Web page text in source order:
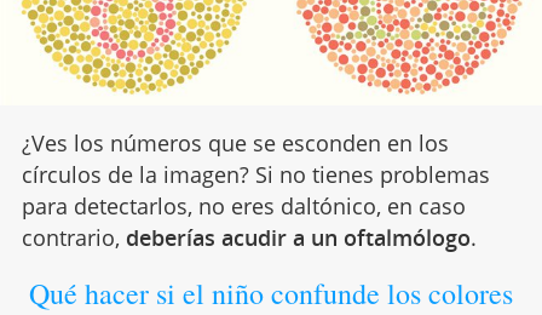
¿Ves los números que se esconden en los
círculos de la imagen? Si no tienes problemas
para detectarlos, no eres daltónico, en caso
contrario, deberías acudir a un oftalmólogo.
Qué hacer si el niño confunde los colores